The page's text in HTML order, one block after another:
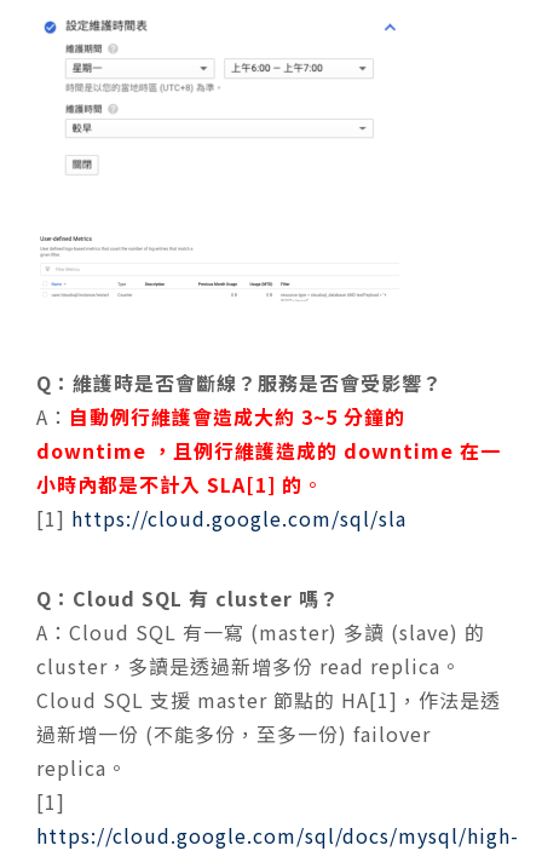
Q：維護時是否會斷線？服務是否會受影響？
A： 自動例行維護會造成大約 3~5 分鐘的
downtime ，且例行維護造成的 downtime 在一
小時內都是不計入 SLA[1] 的 。
[1] https://cloud.google.com/sql/sla
Q：Cloud SQL 有 cluster 嗎？
A：Cloud SQL 有一寫 (master) 多讀 (slave) 的
cluster，多讀是透過新增多份 read replica。
Cloud SQL 支援 master 節點的 HA[1]，作法是透
過新增一份 (不能多份，至多一份) failover
replica。
[1]
https://cloud.google.com/sql/docs/mysql/high-